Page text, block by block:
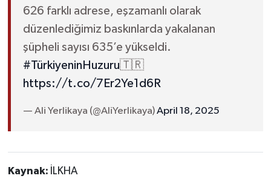
626 farklı adrese, eşzamanlı olarak
düzenlediğimiz baskınlarda yakalanan
şüpheli sayısı 635’e yükseldi.
#TürkiyeninHuzuru🇹🇷
https://t.co/7Er2Ye1d6R
— Ali Yerlikaya (@AliYerlikaya)April 18, 2025
Kaynak: İLKHA